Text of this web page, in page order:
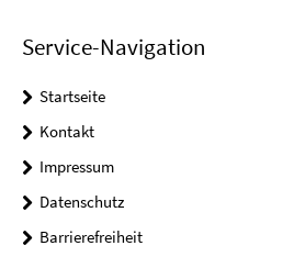
Service-Navigation
Startseite
Kontakt
Impressum
Datenschutz
Barrierefreiheit